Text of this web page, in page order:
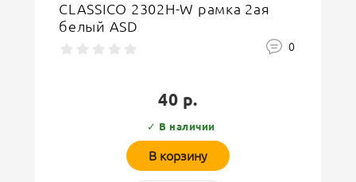
CLASSICO 2302H-W рамка 2ая
белый ASD
0
40 р.
✓ В наличии
В корзину